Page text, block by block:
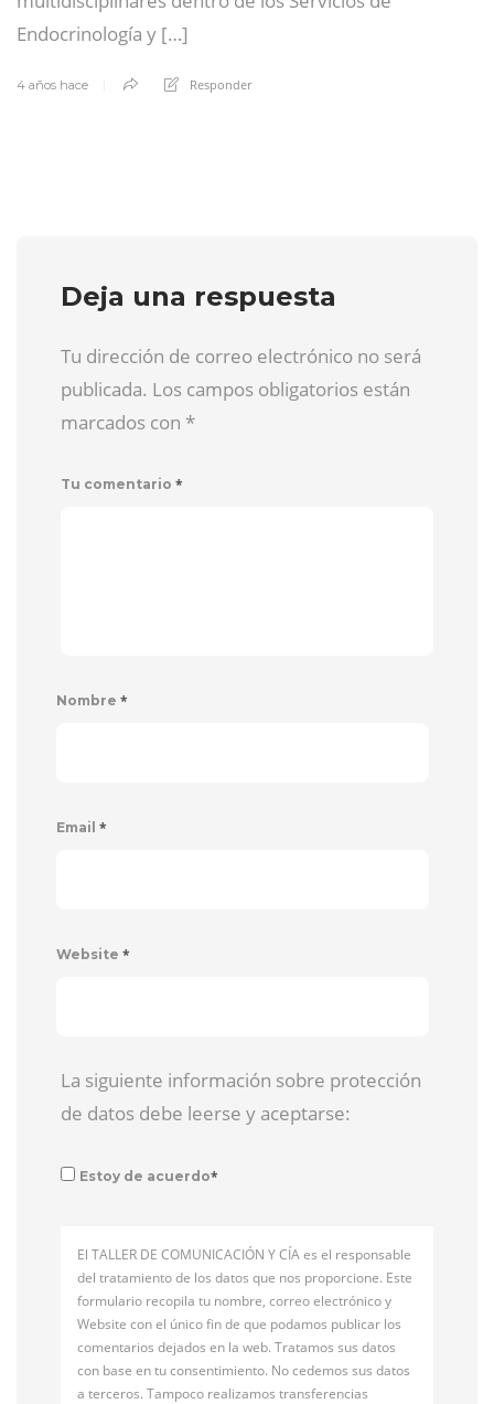
Endocrinología y […]
4 años hace Responder
Deja una respuesta
Tu dirección de correo electrónico no será
publicada. Los campos obligatorios están
marcados con *
Tu comentario *
Nombre *
Email *
Website *
La siguiente información sobre protección
de datos debe leerse y aceptarse:
Estoy de acuerdo*
El TALLER DE COMUNICACIÓN Y CÍA es el responsable
del tratamiento de los datos que nos proporcione. Este
formulario recopila tu nombre, correo electrónico y
Website con el único fin de que podamos publicar los
comentarios dejados en la web. Tratamos sus datos
con base en tu consentimiento. No cedemos sus datos
a terceros. Tampoco realizamos transferencias